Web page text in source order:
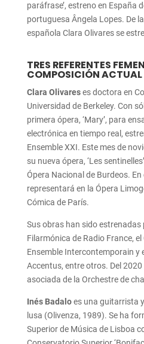
paráfrase’, estreno en España
portuguesa Ângela Lopes. De
española Clara Olivares se
TRES REFERENTES
COMPOSICIÓN ACTUAL
Clara Olivareses doctora en
Universidad de Berkeley. Con
primera ópera, ‘Mary’, para
electrónica en tiempo real,
Ensemble XXI. Este mes de
su nueva ópera, ‘Les
Ópera Nacional de Burdeos. En
representará en la Ópera
Cómica de París.
Sus obras han sido estrenadas
Filarmónica de Radio France,
Ensemble Intercontemporain y
Accentus, entre otros. Del
asociada de la Orchestre de
Inés Badaloes una guitarrista
lusa (Olivenza, 1989). Se ha
Superior de Música de Lisboa